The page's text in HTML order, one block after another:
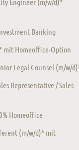
Banking
mit Homeoffice-Option
Legal Counsel (m/w/
Representative / Sales
Homeoffice
(m/w/d)* mit